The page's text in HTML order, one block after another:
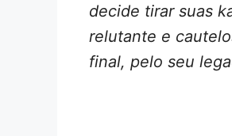
decide tirar suas
relutante e
final, pelo seu